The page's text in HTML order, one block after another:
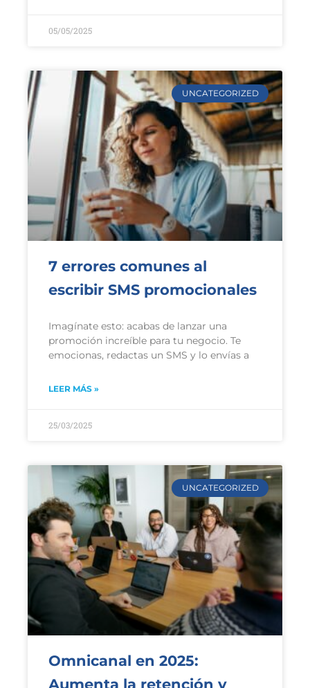
05/05/2025
UNCATEGORIZED
7 errores comunes al
escribir SMS promocionales
Imagínate esto: acabas de lanzar una
promoción increíble para tu negocio. Te
emocionas, redactas un SMS y lo envías a
LEER MÁS »
25/03/2025
UNCATEGORIZED
Omnicanal en 2025:
Aumenta la retención y